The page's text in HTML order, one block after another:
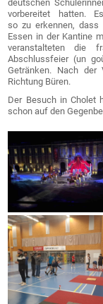
deutschen
vorbereitet hatten.
so zu erkennen,
Essen in der Kantine
veranstalteten die
Abschlussfeier (un
Getränken. Nach
Richtung Büren.
Der Besuch in Cholet
schon auf den